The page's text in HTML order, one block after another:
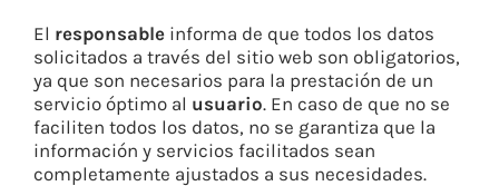
El responsableinforma de que todos los datos
solicitados a través del sitio web son obligatorios,
ya que son necesarios para la prestación de un
servicio óptimo al usuario. En caso de que no se
faciliten todos los datos, no se garantiza que la
información y servicios facilitados sean
completamente ajustados a sus necesidades.